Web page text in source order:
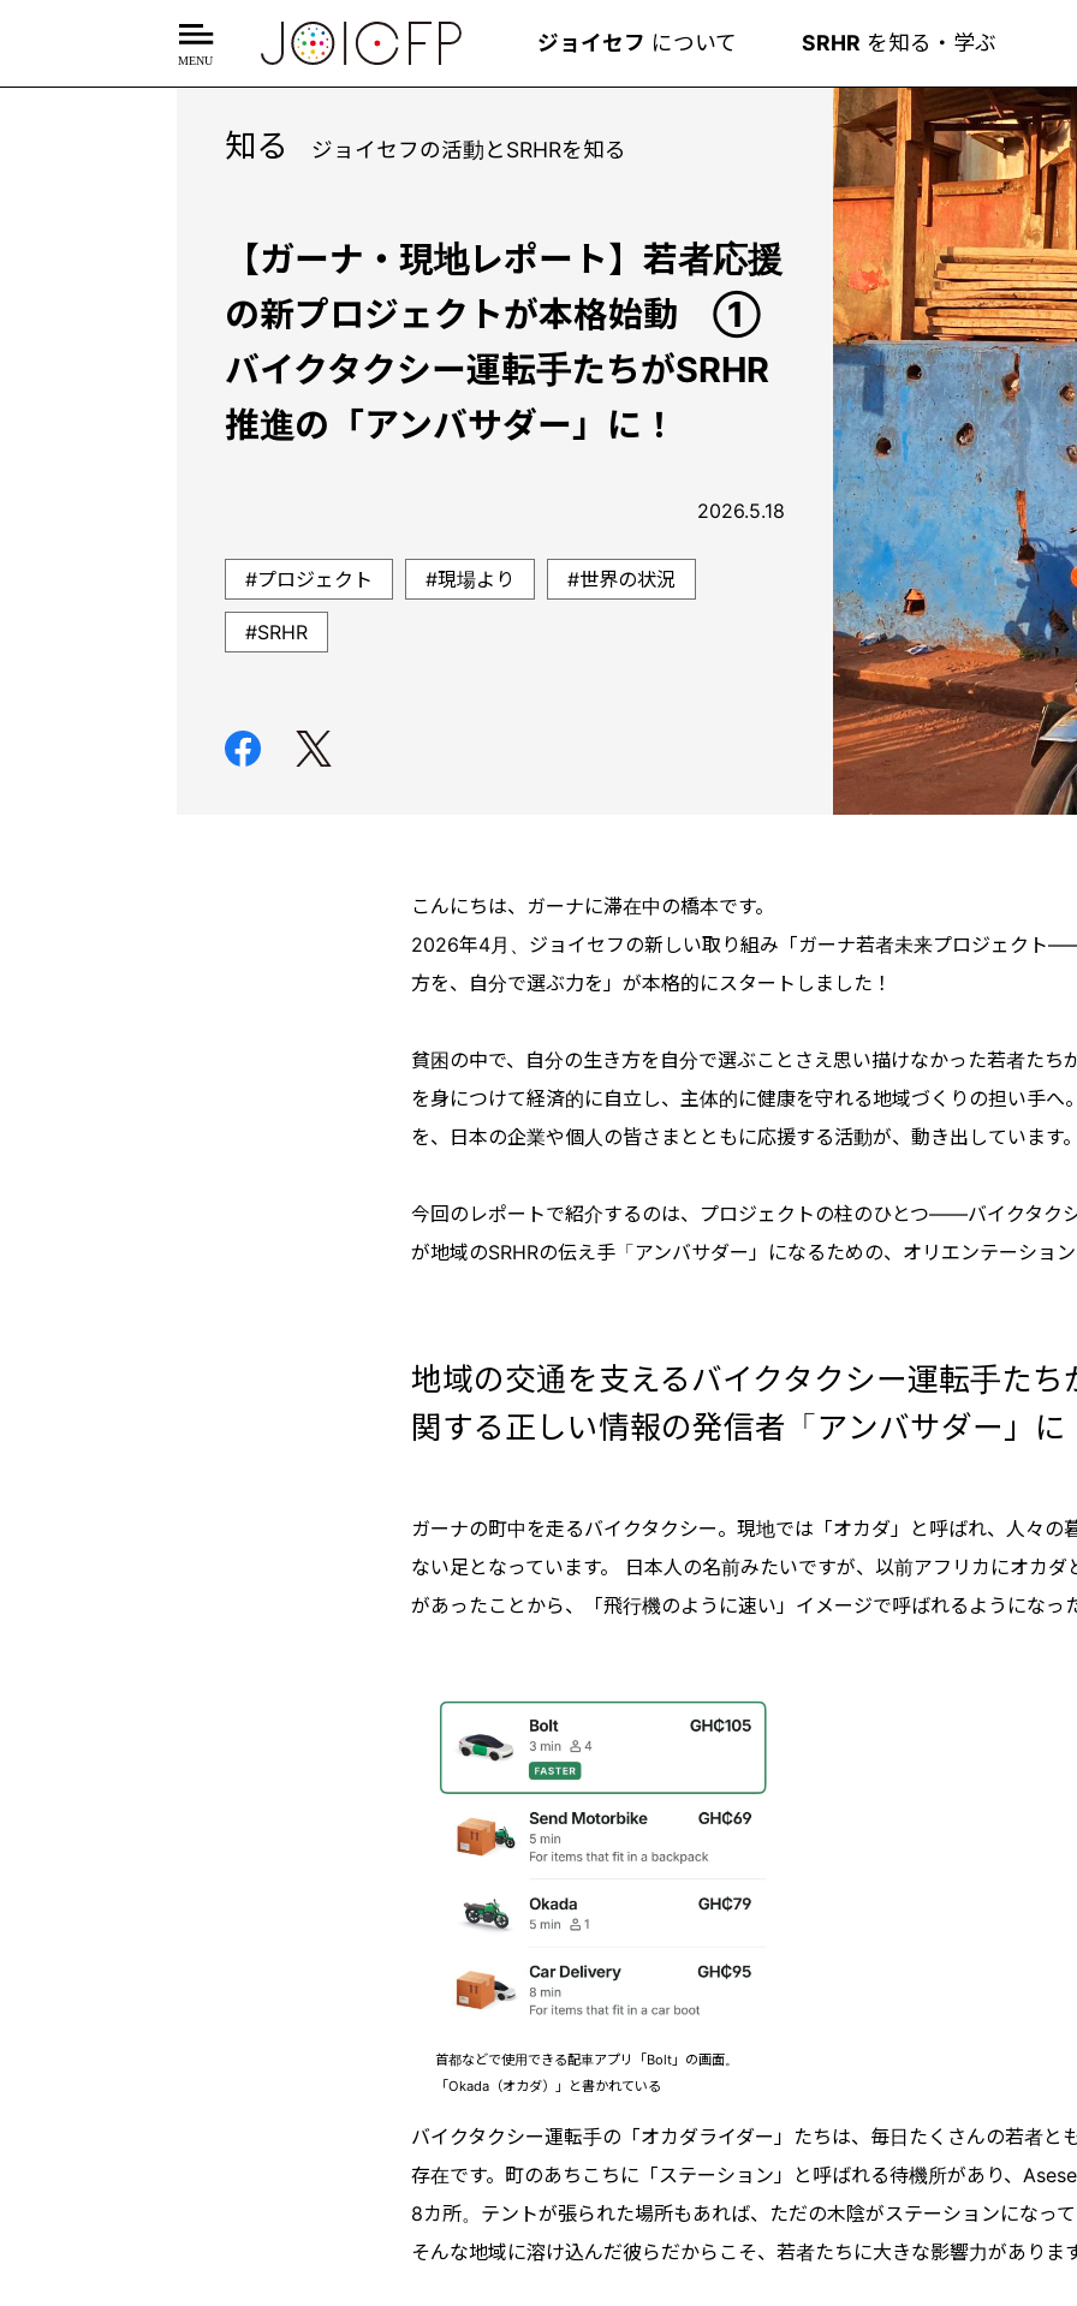
ジョイセフ について SRHR を知る・学ぶ
知る ジョイセフの活動とSRHRを知る
【ガーナ・現地レポート】若者応援
の新プロジェクトが本格始動 ①
バイクタクシー運転手たちがSRHR
推進の「アンバサダー」に！
2026.5.18
プロジェクト 現場より 世界の状況
SRHR
こんにちは、ガーナに滞在中の橋本です。
2026年4月、ジョイセフの新しい取り組み「ガーナ若者未来プロジェクト
方を、自分で選ぶ力を」が本格的にスタートしました！
貧困の中で、自分の生き方を自分で選ぶことさえ思い描けなかった若者たち
を身につけて経済的に自立し、主体的に健康を守れる地域づくりの担い手へ
を、日本の企業や個人の皆さまとともに応援する活動が、動き出しています。
今回のレポートで紹介するのは、プロジェクトの柱のひとつ——バイクタク
が地域のSRHRの伝え手「アンバサダー」になるための、オリエンテーション
地域の交通を支えるバイクタクシー運転手たち
関する正しい情報の発信者「アンバサダー」に
ガーナの町中を走るバイクタクシー。現地では「オカダ」と呼ばれ、人々の
ない足となっています。 日本人の名前みたいですが、以前アフリカにオカダ
があったことから、「飛行機のように速い」イメージで呼ばれるようになっ
首都などで使用できる配車アプリ「Bolt」の画面。
「Okada（オカダ）」と書かれている
バイクタクシー運転手の「オカダライダー」たちは、毎日たくさんの若者と
存在です。町のあちこちに「ステーション」と呼ばれる待機所があり、
8カ所。テントが張られた場所もあれば、ただの木陰がステーションになって
そんな地域に溶け込んだ彼らだからこそ、若者たちに大きな影響力があります